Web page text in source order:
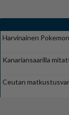
Harvinainen
Kanariansaarilla
Ceutan